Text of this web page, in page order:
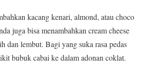
kacang kenari, almond, atau choco
juga bisa menambahkan cream cheese
dan lembut. Bagi yang suka rasa pedas
bubuk cabai ke dalam adonan coklat.